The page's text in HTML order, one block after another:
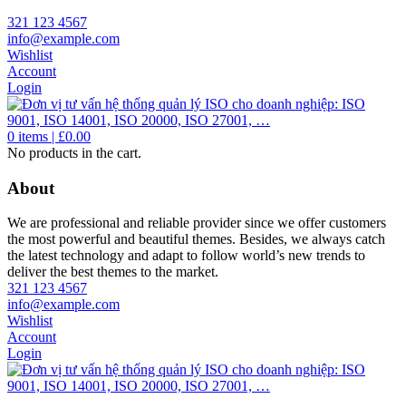
321 123 4567
info@example.com
Wishlist
Account
Login
0 items | £0.00
No products in the cart.
About
We are professional and reliable provider since we offer customers
the most powerful and beautiful themes. Besides, we always catch
the latest technology and adapt to follow world’s new trends to
deliver the best themes to the market.
321 123 4567
info@example.com
Wishlist
Account
Login